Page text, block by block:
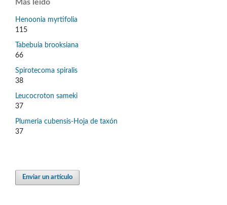
Más leído
Henoonia myrtifolia
115
Tabebuia brooksiana
66
Spirotecoma spiralis
38
Leucocroton sameki
37
Plumeria cubensis-Hoja de taxón
37
Enviar un artículo